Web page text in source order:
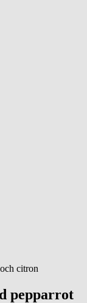
citron
pepparrot